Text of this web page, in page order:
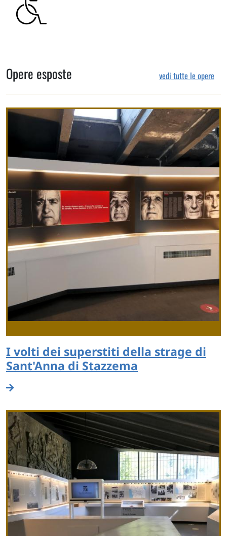
Opere esposte vedi tutte le opere
I volti dei superstiti della strage di
Sant'Anna di Stazzema